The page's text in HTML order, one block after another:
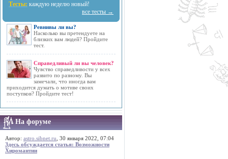
Тесты: каждую неделю новый!
все тесты →
Ревнивы ли вы?
Насколько вы претендуете на
близких вам людей? Пройдите
тест.
Справедливый ли вы человек?
Чувство справедливости у всех
развито по разному. Вы
замечали, что иногда вам
приходится думать о мотиве своих
поступков? Пройдите тест!
На форуме
Автор: astro.sibnet.ru , 30 января 2022, 07:04
Здесь обсуждается статья: Возможности
Хиромантии